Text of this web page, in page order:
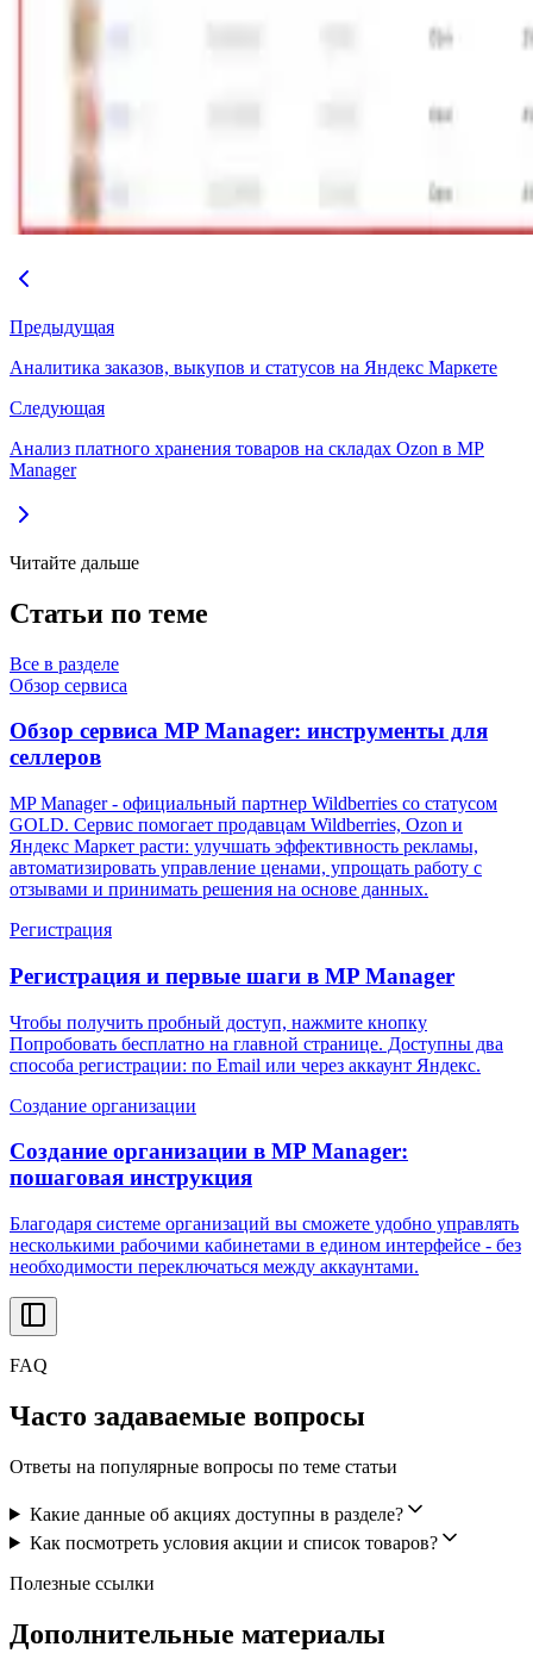
Предыдущая
Аналитика заказов, выкупов и статусов на Яндекс Маркете
Следующая
Анализ платного хранения товаров на складах Ozon в MP
Manager
Читайте дальше
Статьи по теме
Все в разделе
Обзор сервиса
Обзор сервиса MP Manager: инструменты для
селлеров
MP Manager - официальный партнер Wildberries со статусом
GOLD. Сервис помогает продавцам Wildberries, Ozon и
Яндекс Маркет расти: улучшать эффективность рекламы,
автоматизировать управление ценами, упрощать работу с
отзывами и принимать решения на основе данных.
Регистрация
Регистрация и первые шаги в MP Manager
Чтобы получить пробный доступ, нажмите кнопку
Попробовать бесплатно на главной странице. Доступны два
способа регистрации: по Email или через аккаунт Яндекс.
Создание организации
Создание организации в MP Manager:
пошаговая инструкция
Благодаря системе организаций вы сможете удобно управлять
несколькими рабочими кабинетами в едином интерфейсе - без
необходимости переключаться между аккаунтами.
FAQ
Часто задаваемые вопросы
Ответы на популярные вопросы по теме статьи
Какие данные об акциях доступны в разделе?
Как посмотреть условия акции и список товаров?
Полезные ссылки
Дополнительные материалы